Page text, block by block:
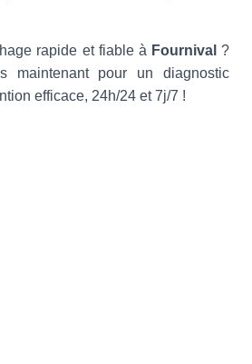
rapide et fiable à Fournival ?
maintenant pour un diagnostic
efficace, 24h/24 et 7j/7 !